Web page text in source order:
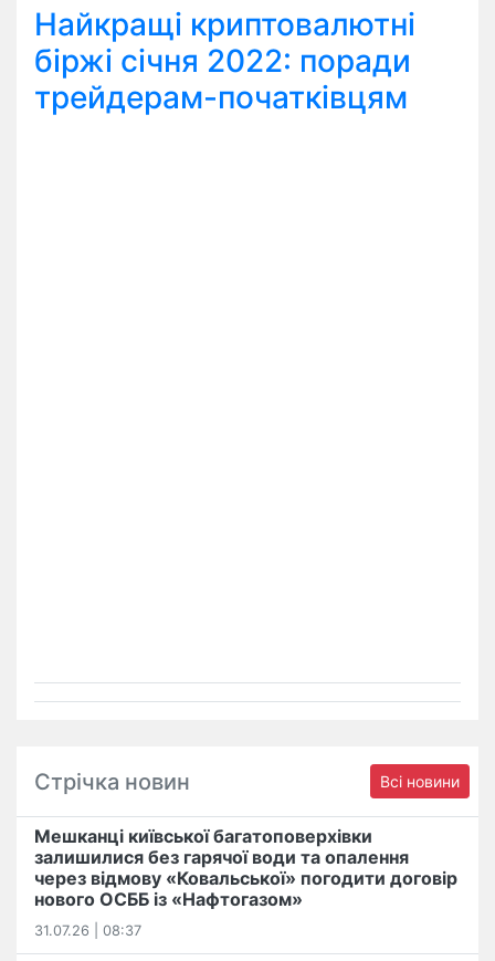
Найкращі криптовалютні
біржі січня 2022: поради
трейдерам-початківцям
Стрічка новин Всі новини
Мешканці київської багатоповерхівки
залишилися без гарячої води та опалення
через відмову «Ковальської» погодити договір
нового ОСББ із «Нафтогазом»
31.07.26 | 08:37